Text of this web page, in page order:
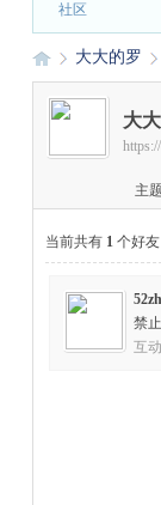
社区
›
大大的罗
大
主题
当前共有 1 个好友
禁
互动